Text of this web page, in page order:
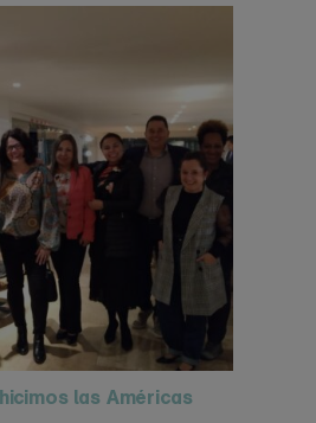
las Américas